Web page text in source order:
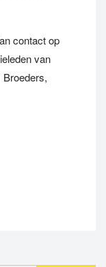
contact op
van
Broeders,